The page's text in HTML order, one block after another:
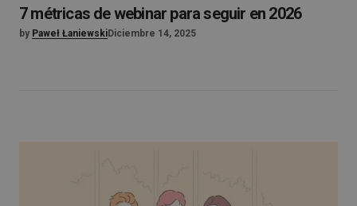
7 métricas de webinar para seguir en 2026
by Paweł ŁaniewskiDiciembre 14, 2025